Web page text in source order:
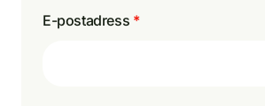
E-postadress *